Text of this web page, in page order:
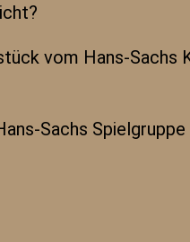
vom Hans-
Sachs